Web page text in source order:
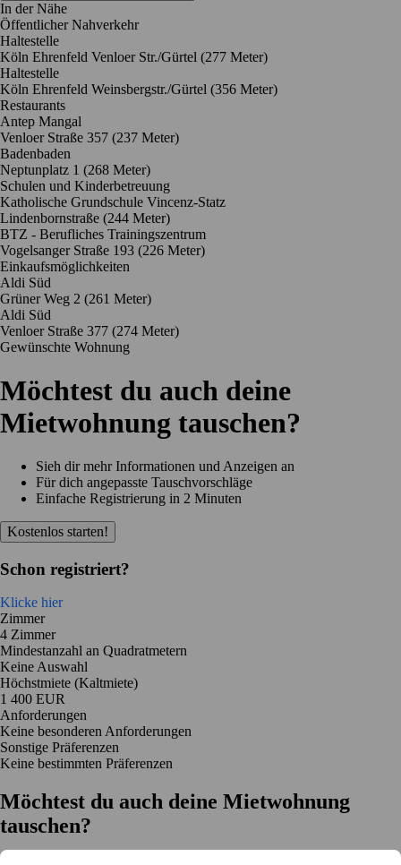
In der Nähe
Öffentlicher Nahverkehr
Haltestelle
Köln Ehrenfeld Venloer Str./Gürtel (277 Meter)
Haltestelle
Köln Ehrenfeld Weinsbergstr./Gürtel (356 Meter)
Restaurants
Antep Mangal
Venloer Straße 357 (237 Meter)
Badenbaden
Neptunplatz 1 (268 Meter)
Schulen und Kinderbetreuung
Katholische Grundschule Vincenz-Statz
Lindenbornstraße (244 Meter)
BTZ - Berufliches Trainingszentrum
Vogelsanger Straße 193 (226 Meter)
Einkaufsmöglichkeiten
Aldi Süd
Grüner Weg 2 (261 Meter)
Aldi Süd
Venloer Straße 377 (274 Meter)
Gewünschte Wohnung
Möchtest du auch deine
Mietwohnung tauschen?
Sieh dir mehr Informationen und Anzeigen an
Für dich angepasste Tauschvorschläge
Einfache Registrierung in 2 Minuten
Kostenlos starten!
Schon registriert?
Klicke hier
Zimmer
4 Zimmer
Mindestanzahl an Quadratmetern
Keine Auswahl
Höchstmiete (Kaltmiete)
1 400 EUR
Anforderungen
Keine besonderen Anforderungen
Sonstige Präferenzen
Keine bestimmten Präferenzen
Möchtest du auch deine Mietwohnung
tauschen?